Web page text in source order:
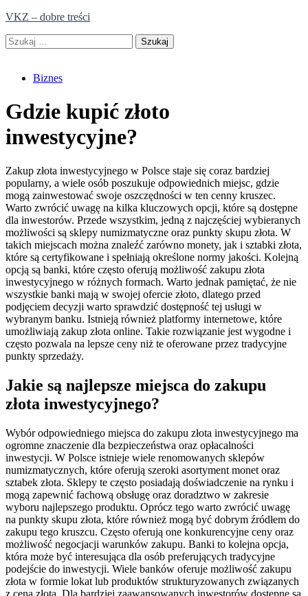
Skip
content
VKZ – dobre treści
Szukaj:
Biznes
Gdzie kupić złoto
inwestycyjne?
Zakup złota inwestycyjnego w Polsce staje się coraz bardziej
popularny, a wiele osób poszukuje odpowiednich miejsc, gdzie
mogą zainwestować swoje oszczędności w ten cenny kruszec.
Warto zwrócić uwagę na kilka kluczowych opcji, które są dostępne
dla inwestorów. Przede wszystkim, jedną z najczęściej wybieranych
możliwości są sklepy numizmatyczne oraz punkty skupu złota. W
takich miejscach można znaleźć zarówno monety, jak i sztabki złota,
które są certyfikowane i spełniają określone normy jakości. Kolejną
opcją są banki, które często oferują możliwość zakupu złota
inwestycyjnego w różnych formach. Warto jednak pamiętać, że nie
wszystkie banki mają w swojej ofercie złoto, dlatego przed
podjęciem decyzji warto sprawdzić dostępność tej usługi w
wybranym banku. Istnieją również platformy internetowe, które
umożliwiają zakup złota online. Takie rozwiązanie jest wygodne i
często pozwala na lepsze ceny niż te oferowane przez tradycyjne
punkty sprzedaży.
Jakie są najlepsze miejsca do zakupu
złota inwestycyjnego?
Wybór odpowiedniego miejsca do zakupu złota inwestycyjnego ma
ogromne znaczenie dla bezpieczeństwa oraz opłacalności
inwestycji. W Polsce istnieje wiele renomowanych sklepów
numizmatycznych, które oferują szeroki asortyment monet oraz
sztabek złota. Sklepy te często posiadają doświadczenie na rynku i
mogą zapewnić fachową obsługę oraz doradztwo w zakresie
wyboru najlepszego produktu. Oprócz tego warto zwrócić uwagę
na punkty skupu złota, które również mogą być dobrym źródłem do
zakupu tego kruszcu. Często oferują one konkurencyjne ceny oraz
możliwość negocjacji warunków zakupu. Banki to kolejna opcja,
która może być interesująca dla osób preferujących tradycyjne
podejście do inwestycji. Wiele banków oferuje możliwość zakupu
złota w formie lokat lub produktów strukturyzowanych związanych
z ceną złota. Dla bardziej zaawansowanych inwestorów dostępne są